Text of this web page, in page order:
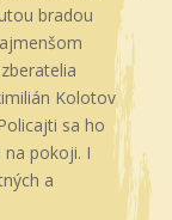
bradou
Kolotov
sa ho
na pokoji. I
a